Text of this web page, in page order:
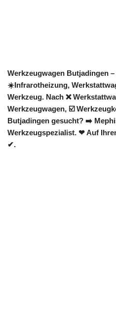
Werkzeugwagen Butjadingen
☀️Infrarotheizung,
Werkzeug. Nach ❌
Werkzeugwagen, ☑️
Butjadingen gesucht? ➡️
Werkzeugspezialist. ❤ Auf
✔.